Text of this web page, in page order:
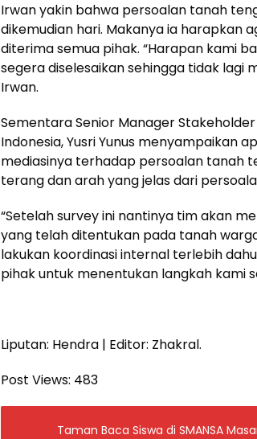
Irwan yakin bahwa persoalan tanah
dikemudian hari. Makanya ia harapkan
diterima semua pihak. “Harapan kami
segera diselesaikan sehingga tidak lagi
Irwan.
Sementara Senior Manager
Indonesia, Yusri Yunus menyampaikan
mediasinya terhadap persoalan tanah
terang dan arah yang jelas dari
“Setelah survey ini nantinya tim akan
yang telah ditentukan pada tanah
lakukan koordinasi internal terlebih
pihak untuk menentukan langkah kami
Liputan: Hendra | Editor: Zhakral.
Post Views: 483
Taman Baca Siswa di SMANSA